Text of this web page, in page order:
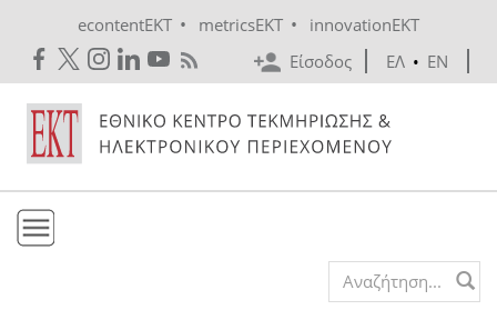
econtentEKT • metricsEKT •
innovationEKT
Είσοδος
ΕΛ • EN
Search form